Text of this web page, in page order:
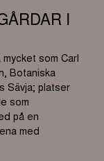
I
som Carl
Botaniska
Sävja; platser
som
på en
med